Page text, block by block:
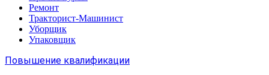
Ремонт
Тракторист-Машинист
Уборщик
Упаковщик
Повышение квалификации